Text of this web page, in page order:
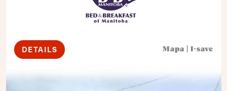
DETAILS Mapa I-save